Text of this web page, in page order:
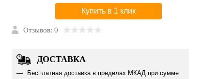
Купить в 1 клик
Отзывов: 0
ДОСТАВКА
Бесплатная доставка в пределах МКАД при сумме